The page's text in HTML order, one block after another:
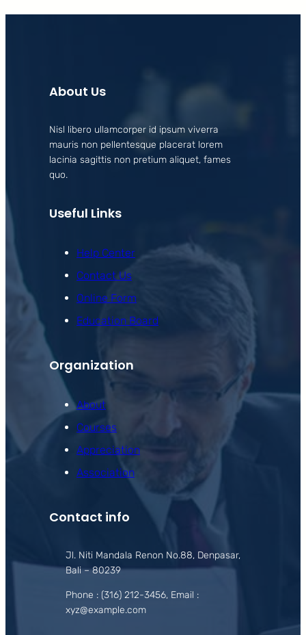
About Us
Nisl libero ullamcorper id ipsum viverra
mauris non pellentesque placerat lorem
lacinia sagittis non pretium aliquet, fames
quo.
Useful Links
Help Center
Contact Us
Online Form
Education Board
Organization
About
Courses
Appreciation
Association
Contact info
Jl. Niti Mandala Renon No.88, Denpasar,
Bali – 80239
Phone : (316) 212-3456, Email :
xyz@example.com